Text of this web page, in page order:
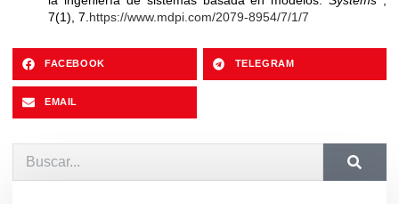
7(1), 7. https://www.mdpi.com/2079-8954/7/1/7
FACEBOOK TELEGRAM
EMAIL